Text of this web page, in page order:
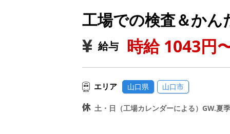
工場での検査＆か
給与 時給 1043円
エリア 山口県 山口市
土・日（工場カレンダーによる）GW.夏